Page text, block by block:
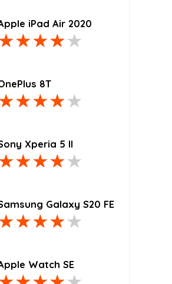
iPad Air 2020
8T
Xperia 5 II
Galaxy S20 FE
Watch SE